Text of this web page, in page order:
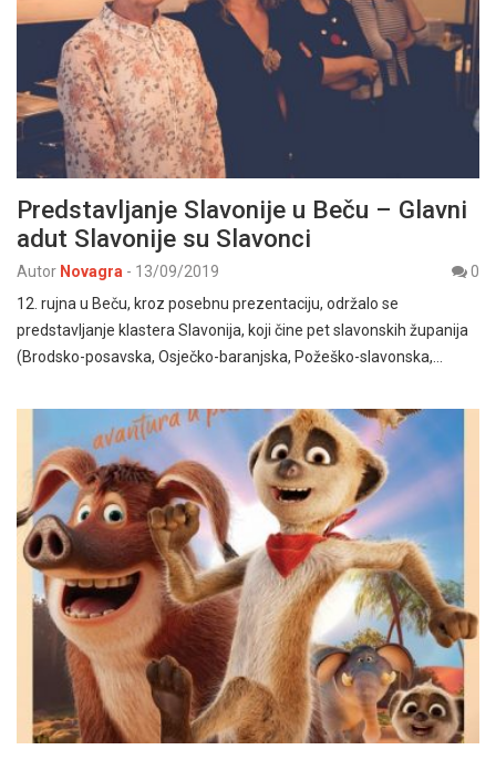
Predstavljanje Slavonije u Beču – Glavni
adut Slavonije su Slavonci
Autor Novagra - 13/09/2019
0
12. rujna u Beču, kroz posebnu prezentaciju, održalo se
predstavljanje klastera Slavonija, koji čine pet slavonskih županija
(Brodsko-posavska, Osječko-baranjska, Požeško-slavonska,…